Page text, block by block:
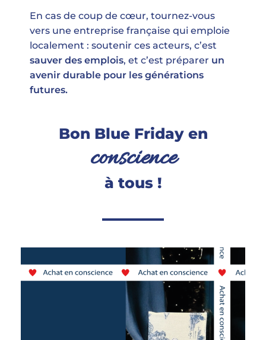
En cas de coup de cœur, tournez-vous
vers une entreprise française qui emploie
localement : soutenir ces acteurs, c’est
sauver des emplois, et c’est préparer un
avenir durable pour les générations
futures.
Bon Blue Friday en
conscience
à tous !